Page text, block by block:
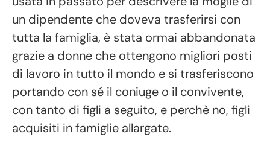
un dipendente che doveva trasferirsi con
tutta la famiglia, è stata ormai abbandonata
grazie a donne che ottengono migliori posti
di lavoro in tutto il mondo e si trasferiscono
portando con sé il coniuge o il convivente,
con tanto di figli a seguito, e perchè no, figli
acquisiti in famiglie allargate.